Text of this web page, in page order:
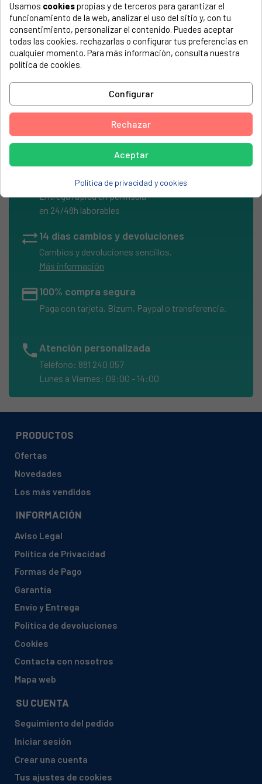
El número de modelo lo encontrarás en la etiqueta de tu
electrodoméstico. Suele estar formado por números y
letras.
DIRT DEVIL, M5036-1
Envíos Express
Entrega rápida en península
en 24/48h laborables
sync_alt14 días cambios y devoluciones
Cambios y devoluciones sencillos.
Más información
credit_card100% compra segura
Paga con tarjeta, Bizum, Paypal o transferencia.
phone Atención personalizada
Teléfono: 881 240 057
Lunes a Viernes: 09:00 - 14:00
PRODUCTOS
Ofertas
Novedades
Los más vendidos
INFORMACIÓN
Aviso Legal
Política de Privacidad
Formas de Pago
Garantía
Envío y Entrega
Política de devoluciones
Cookies
Contacta con nosotros
Mapa web
SU CUENTA
Seguimiento del pedido
Iniciar sesión
Crear una cuenta
Tus ajustes de cookies
Usamos cookiespropias y de terceros para garantizar el
funcionamiento de la web, analizar el uso del sitio y, con tu
consentimiento, personalizar el contenido. Puedes aceptar
todas las cookies, rechazarlas o configurar tus preferencias en
cualquier momento. Para más información, consulta nuestra
política de cookies.
Configurar
Rechazar
Aceptar
Política de privacidad y cookies